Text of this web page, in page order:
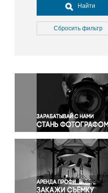
Досуг, туризм и отдых
Культура
Медицина
Окружающая среда
Политика
Правосудие
Происшествия и
Религия
Светская жизнь
Спорт
Экология
Экономика и бизнес
Найти
Сбросить фильтр